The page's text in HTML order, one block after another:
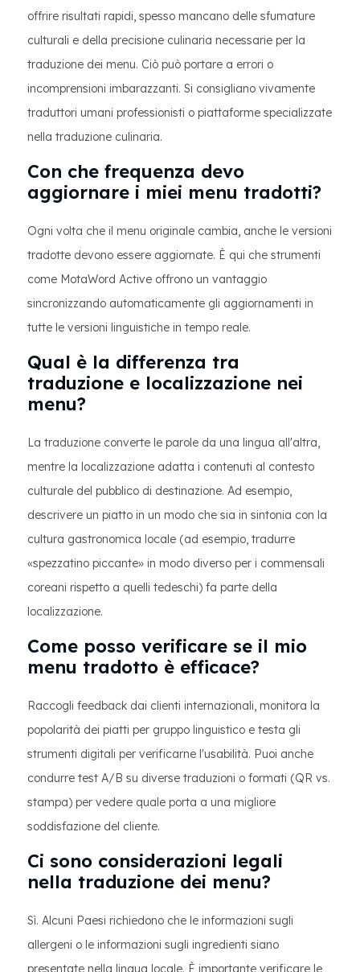
offrire risultati rapidi, spesso mancano delle sfumature
culturali e della precisione culinaria necessarie per la
traduzione dei menu. Ciò può portare a errori o
incomprensioni imbarazzanti. Si consigliano vivamente
traduttori umani professionisti o piattaforme specializzate
nella traduzione culinaria.
Con che frequenza devo
aggiornare i miei menu tradotti?
Ogni volta che il menu originale cambia, anche le versioni
tradotte devono essere aggiornate. È qui che strumenti
come MotaWord Active offrono un vantaggio
sincronizzando automaticamente gli aggiornamenti in
tutte le versioni linguistiche in tempo reale.
Qual è la differenza tra
traduzione e localizzazione nei
menu?
La traduzione converte le parole da una lingua all'altra,
mentre la localizzazione adatta i contenuti al contesto
culturale del pubblico di destinazione. Ad esempio,
descrivere un piatto in un modo che sia in sintonia con la
cultura gastronomica locale (ad esempio, tradurre
«spezzatino piccante» in modo diverso per i commensali
coreani rispetto a quelli tedeschi) fa parte della
localizzazione.
Come posso verificare se il mio
menu tradotto è efficace?
Raccogli feedback dai clienti internazionali, monitora la
popolarità dei piatti per gruppo linguistico e testa gli
strumenti digitali per verificarne l'usabilità. Puoi anche
condurre test A/B su diverse traduzioni o formati (QR vs.
stampa) per vedere quale porta a una migliore
soddisfazione del cliente.
Ci sono considerazioni legali
nella traduzione dei menu?
Sì. Alcuni Paesi richiedono che le informazioni sugli
allergeni o le informazioni sugli ingredienti siano
presentate nella lingua locale. È importante verificare le